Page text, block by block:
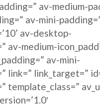
av-medium-
av-mini-
av-desktop-
av-medium-
av-mini-
link=” link_target=”
template_class=”